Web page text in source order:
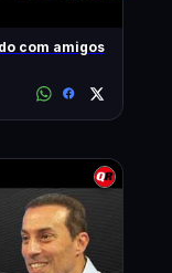
com amigos